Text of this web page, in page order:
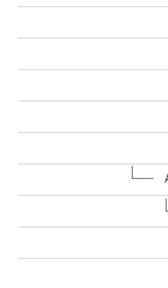
Controle e